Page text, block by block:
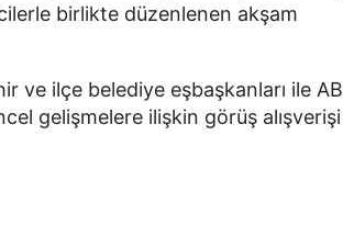
birlikte düzenlenen akşam
ve ilçe belediye eşbaşkanları ile AB
gelişmelere ilişkin görüş alışverişi